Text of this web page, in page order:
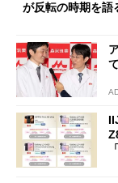
が反転の時期を